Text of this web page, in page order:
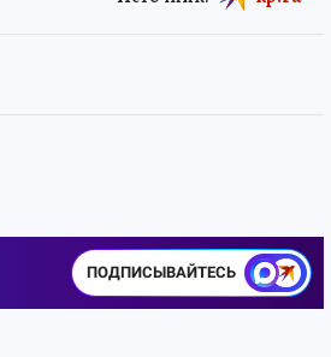
ПОДПИСЫВАЙТЕСЬ